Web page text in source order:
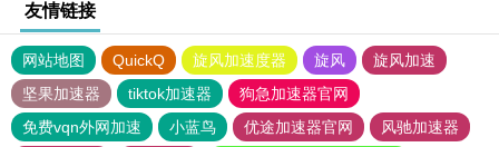
友情链接
网站地图 QuickQ 旋风加速度器 旋风
旋风加速
坚果加速器
tiktok加速器
狗急加速器官网
免费vqn外网加速
小蓝鸟 优途加速器官网 风驰加速器